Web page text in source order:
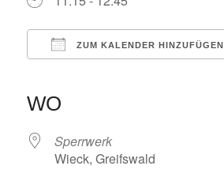
ZUM KALENDER HINZUFÜGEN
WO
Sperrwerk
Wieck, Greifswald